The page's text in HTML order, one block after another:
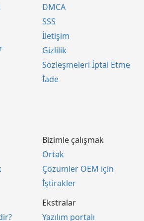
DMCA
SSS
İletişim
Gizlilik
Sözleşmeleri İptal Etme
İade
Bizimle çalışmak
Ortak
Çözümler OEM için
İştirakler
Ekstralar
Yazılım portalı